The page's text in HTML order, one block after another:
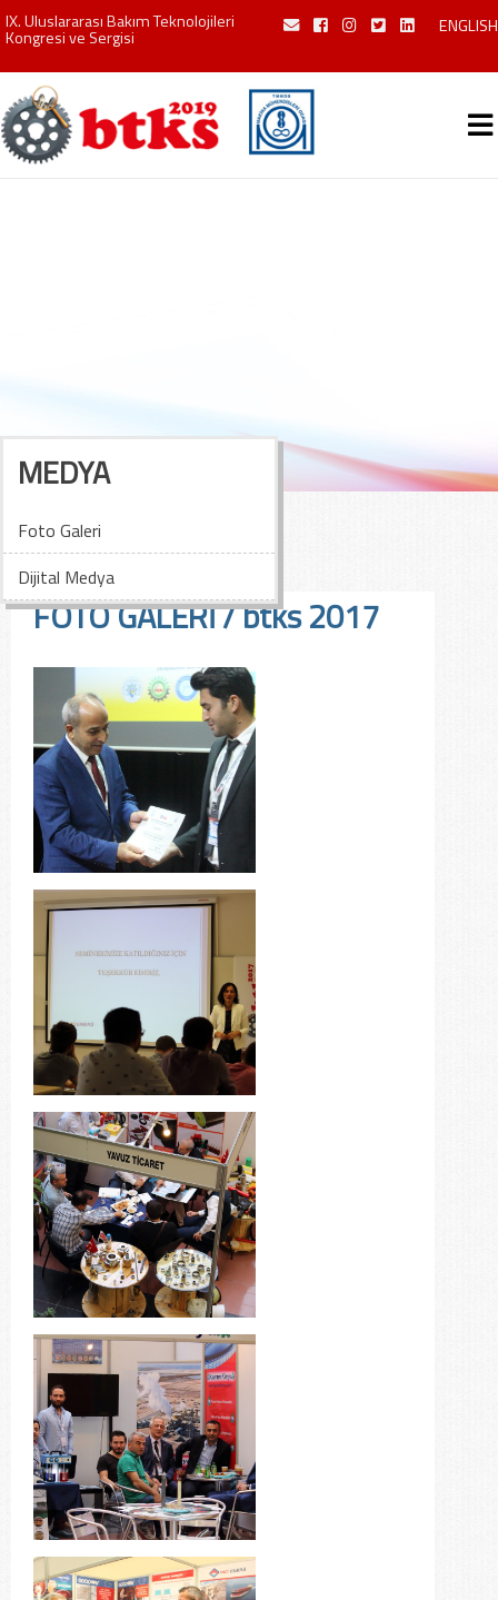
IX. Uluslararası Bakım Teknolojileri
Kongresi ve Sergisi ENGLISH
MEDYA
Foto Galeri
Dijital Medya
FOTO GALERİ / btks 2017